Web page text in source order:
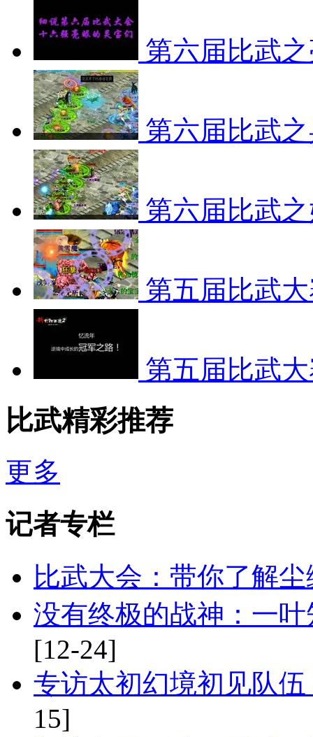
第六届比武
第六届比武
第六届比武
第五届比武
第五届比武
比武精彩推荐
更多
记者专栏
比武大会：带你了解
没有终极的战神：一
[12-24]
专访太初幻境初见队
15]